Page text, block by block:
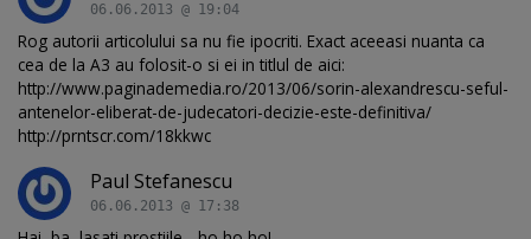
06.06.2013 @ 19:04
Rog autorii articolului sa nu fie ipocriti. Exact aceeasi nuanta ca
cea de la A3 au folosit-o si ei in titlul de aici:
http://www.paginademedia.ro/2013/06/sorin-alexandrescu-seful-
antenelor-eliberat-de-judecatori-decizie-este-definitiva/
http://prntscr.com/18kkwc
Paul Stefanescu
06.06.2013 @ 17:38